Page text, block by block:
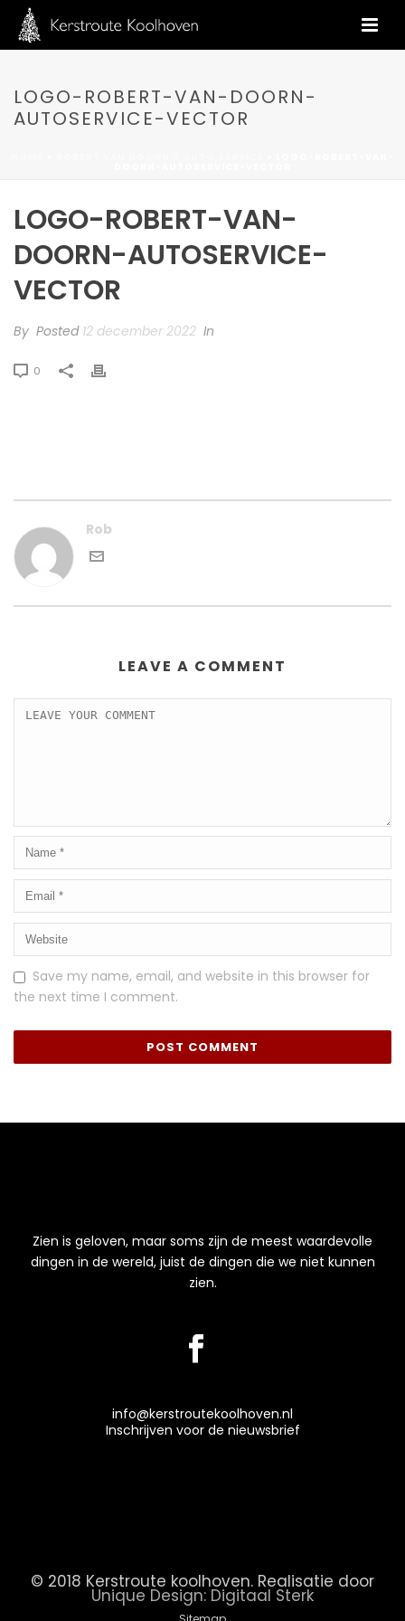
LOGO-ROBERT-VAN-DOORN-
AUTOSERVICE-VECTOR
LOGO-ROBERT-VAN-
DOORN-AUTOSERVICE-
VECTOR
By Posted 12 december 2022 In
0
Rob
LEAVE A COMMENT
Save my name, email, and website in this browser for
the next time I comment.
Zien is geloven, maar soms zijn de meest waardevolle
dingen in de wereld, juist de dingen die we niet kunnen
zien.
info@kerstroutekoolhoven.nl
Inschrijven voor de nieuwsbrief
© 2018 Kerstroute koolhoven. Realisatie door
Unique Design: Digitaal Sterk